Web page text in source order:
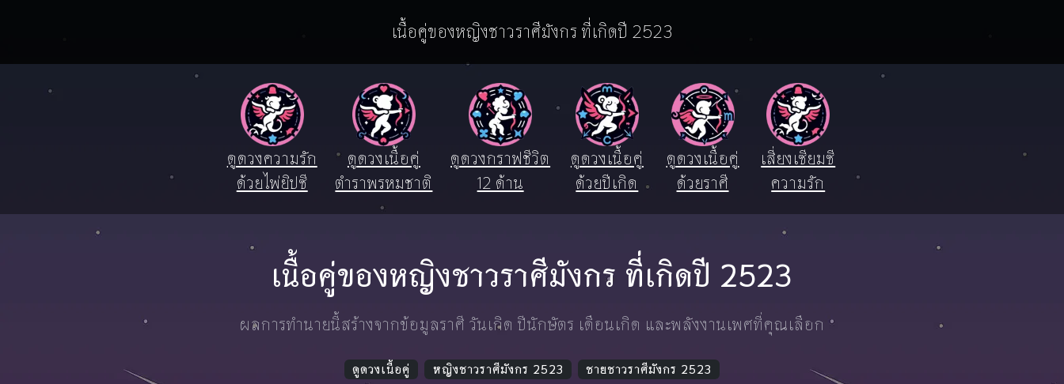
เนื้อคู่ของหญิงชาวราศีมังกร ที่เกิดปี 2523
ดูดวงความรัก
ด้วยไพ่ยิปซี
ดูดวงเนื้อคู่
ตำราพรหมชาติ
ดูดวงกราฟชีวิต
12 ด้าน
ดูดวงเนื้อคู่
ด้วยปีเกิด
ดูดวงเนื้อคู่
ด้วยราศี
เสี่ยงเซียมซี
ความรัก
เนื้อคู่ของหญิงชาวราศีมังกร ที่เกิดปี 2523
ผลการทำนายนี้สร้างจากข้อมูลราศี วันเกิด ปีนักษัตร เดือนเกิด และพลังงานเพศที่คุณเลือก
ดูดวงเนื้อคู่ หญิงชาวราศีมังกร 2523 ชายชาวราศีมังกร 2523